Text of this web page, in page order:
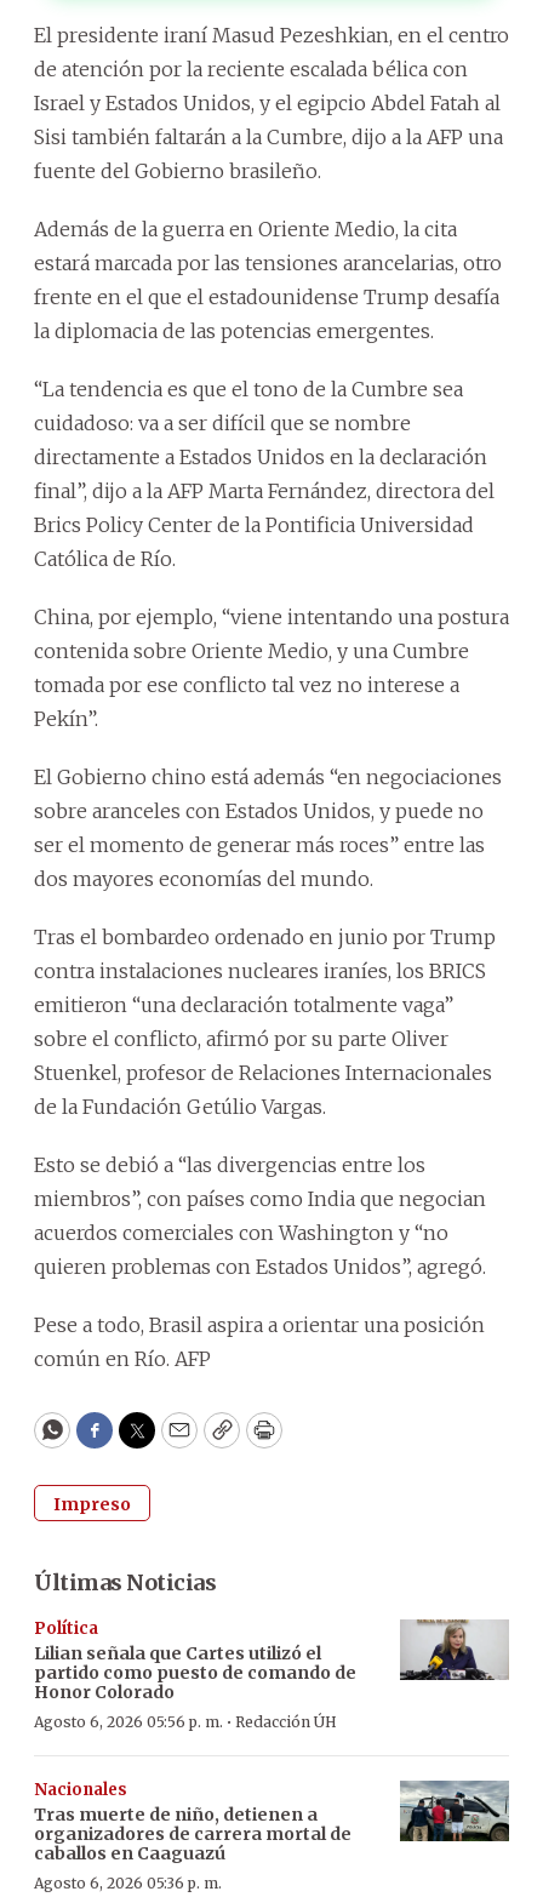
El presidente iraní Masud Pezeshkian, en el centro
de atención por la reciente escalada bélica con
Israel y Estados Unidos, y el egipcio Abdel Fatah al
Sisi también faltarán a la Cumbre, dijo a la AFP una
fuente del Gobierno brasileño.
Además de la guerra en Oriente Medio, la cita
estará marcada por las tensiones arancelarias, otro
frente en el que el estadounidense Trump desafía
la diplomacia de las potencias emergentes.
“La tendencia es que el tono de la Cumbre sea
cuidadoso: va a ser difícil que se nombre
directamente a Estados Unidos en la declaración
final”, dijo a la AFP Marta Fernández, directora del
Brics Policy Center de la Pontificia Universidad
Católica de Río.
China, por ejemplo, “viene intentando una postura
contenida sobre Oriente Medio, y una Cumbre
tomada por ese conflicto tal vez no interese a
Pekín”.
El Gobierno chino está además “en negociaciones
sobre aranceles con Estados Unidos, y puede no
ser el momento de generar más roces” entre las
dos mayores economías del mundo.
Tras el bombardeo ordenado en junio por Trump
contra instalaciones nucleares iraníes, los BRICS
emitieron “una declaración totalmente vaga”
sobre el conflicto, afirmó por su parte Oliver
Stuenkel, profesor de Relaciones Internacionales
de la Fundación Getúlio Vargas.
Esto se debió a “las divergencias entre los
miembros”, con países como India que negocian
acuerdos comerciales con Washington y “no
quieren problemas con Estados Unidos”, agregó.
Pese a todo, Brasil aspira a orientar una posición
común en Río. AFP
WhatsApp
Facebook
Twitter
EmailCopyPrint
Impreso
Últimas Noticias
Política
Lilian señala que Cartes utilizó el
partido como puesto de comando de
Honor Colorado
Agosto 6, 2026 05:56 p. m. · Redacción ÚH
Nacionales
Tras muerte de niño, detienen a
organizadores de carrera mortal de
caballos en Caaguazú
Agosto 6, 2026 05:36 p. m.